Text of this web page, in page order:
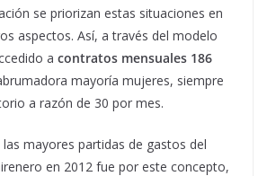
se priorizan estas situaciones en
aspectos. Así, a través del modelo
a contratos mensuales 186
mayoría mujeres, siempre
a razón de 30 por mes.
mayores partidas de gastos del
en 2012 fue por este concepto,